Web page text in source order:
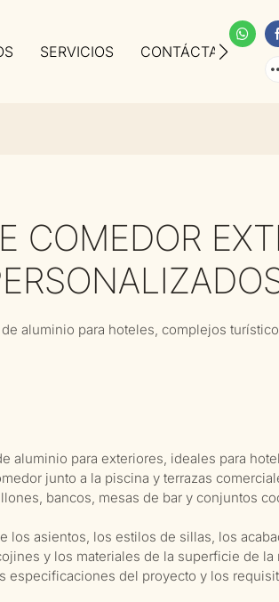
SERVICIOS CONTÁCTANOS
COMEDOR
aluminio para hoteles, complejos
aluminio para exteriores, ideales para
junto a la piscina y terrazas
bancos, mesas de bar y conjuntos
los asientos, los estilos de sillas, los
y los materiales de la superficie de la
especificaciones del proyecto y los